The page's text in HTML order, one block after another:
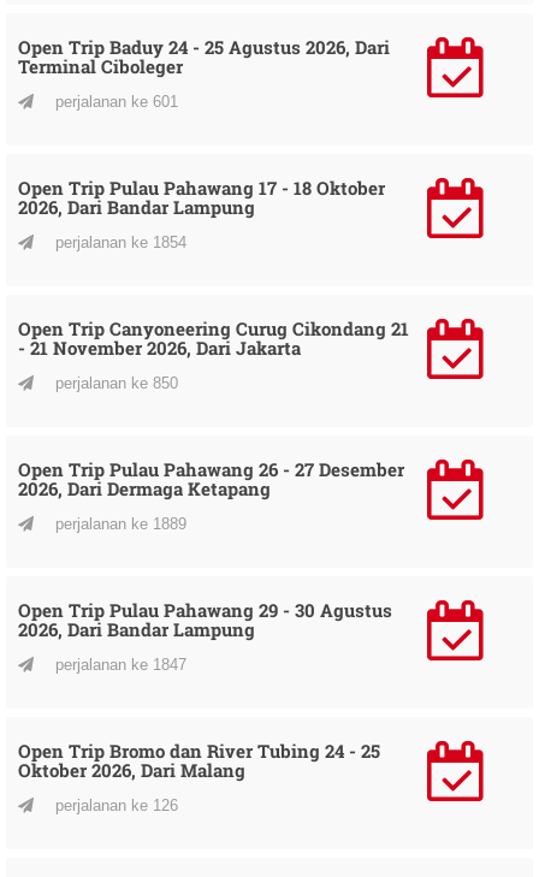
Open Trip Baduy 24 - 25 Agustus 2026, Dari
Terminal Ciboleger
perjalanan ke 601
Open Trip Pulau Pahawang 17 - 18 Oktober
2026, Dari Bandar Lampung
perjalanan ke 1854
Open Trip Canyoneering Curug Cikondang 21
- 21 November 2026, Dari Jakarta
perjalanan ke 850
Open Trip Pulau Pahawang 26 - 27 Desember
2026, Dari Dermaga Ketapang
perjalanan ke 1889
Open Trip Pulau Pahawang 29 - 30 Agustus
2026, Dari Bandar Lampung
perjalanan ke 1847
Open Trip Bromo dan River Tubing 24 - 25
Oktober 2026, Dari Malang
perjalanan ke 126